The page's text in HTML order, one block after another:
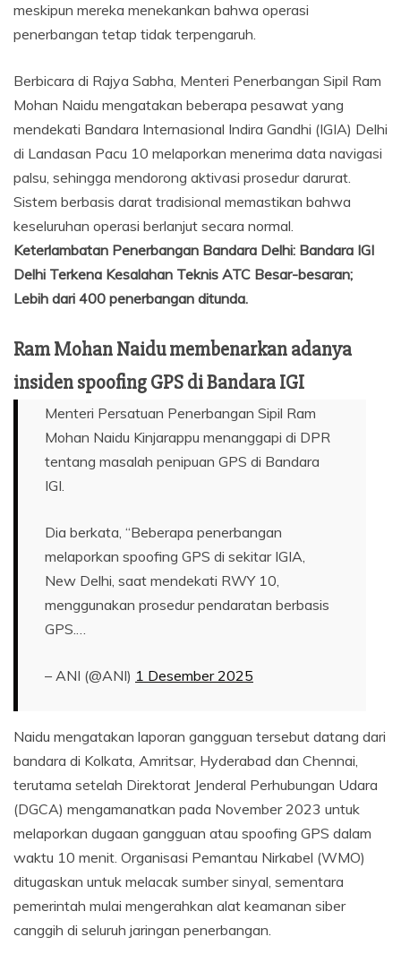
meskipun mereka menekankan bahwa operasi
penerbangan tetap tidak terpengaruh.
Berbicara di Rajya Sabha, Menteri Penerbangan Sipil Ram
Mohan Naidu mengatakan beberapa pesawat yang
mendekati Bandara Internasional Indira Gandhi (IGIA) Delhi
di Landasan Pacu 10 melaporkan menerima data navigasi
palsu, sehingga mendorong aktivasi prosedur darurat.
Sistem berbasis darat tradisional memastikan bahwa
keseluruhan operasi berlanjut secara normal.
Keterlambatan Penerbangan Bandara Delhi: Bandara IGI
Delhi Terkena Kesalahan Teknis ATC Besar-besaran;
Lebih dari 400 penerbangan ditunda.
Ram Mohan Naidu membenarkan adanya
insiden spoofing GPS di Bandara IGI
Menteri Persatuan Penerbangan Sipil Ram
Mohan Naidu Kinjarappu menanggapi di DPR
tentang masalah penipuan GPS di Bandara
IGI.
Dia berkata, “Beberapa penerbangan
melaporkan spoofing GPS di sekitar IGIA,
New Delhi, saat mendekati RWY 10,
menggunakan prosedur pendaratan berbasis
GPS.…
– ANI (@ANI) 1 Desember 2025
Naidu mengatakan laporan gangguan tersebut datang dari
bandara di Kolkata, Amritsar, Hyderabad dan Chennai,
terutama setelah Direktorat Jenderal Perhubungan Udara
(DGCA) mengamanatkan pada November 2023 untuk
melaporkan dugaan gangguan atau spoofing GPS dalam
waktu 10 menit. Organisasi Pemantau Nirkabel (WMO)
ditugaskan untuk melacak sumber sinyal, sementara
pemerintah mulai mengerahkan alat keamanan siber
canggih di seluruh jaringan penerbangan.